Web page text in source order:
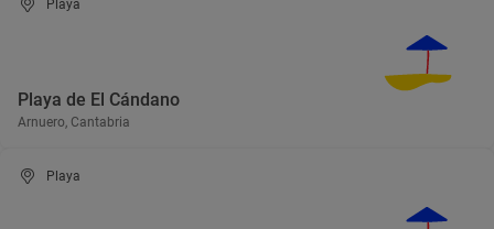
Playa
Playa de El Cándano
Arnuero, Cantabria
Playa